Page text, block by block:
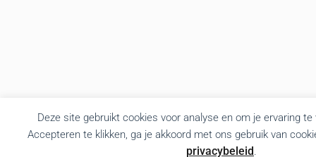
Deze site gebruikt cookies voor analyse en om je ervaring
Accepteren te klikken, ga je akkoord met ons gebruik van
privacybeleid.